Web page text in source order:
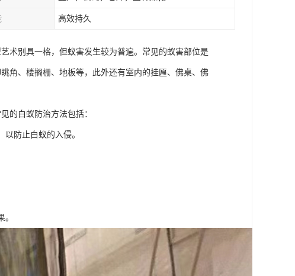
高效持久
术别具一格，但蚁害发生较为普遍。常见的蚁害部位是
角、楼搁栅、地板等，此外还有室内的挂匾、佛桌、佛
的白蚁防治方法包括：
防止白蚁的入侵。